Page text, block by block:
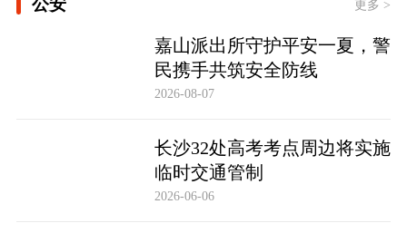
公安 更多 >
嘉山派出所守护平安一夏，警
民携手共筑安全防线
2026-08-07
长沙32处高考考点周边将实施
临时交通管制
2026-06-06